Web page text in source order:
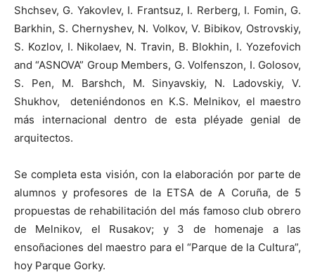
Shchsev, G. Yakovlev, I. Frantsuz, I. Rerberg, I. Fomin, G.
Barkhin, S. Chernyshev, N. Volkov, V. Bibikov, Ostrovskiy,
S. Kozlov, I. Nikolaev, N. Travin, B. Blokhin, I. Yozefovich
and “ASNOVA” Group Members, G. Volfenszon, I. Golosov,
S. Pen, M. Barshch, M. Sinyavskiy, N. Ladovskiy, V.
Shukhov, deteniéndonos en K.S. Melnikov, el maestro
más internacional dentro de esta pléyade genial de
arquitectos.
Se completa esta visión, con la elaboración por parte de
alumnos y profesores de la ETSA de A Coruña, de 5
propuestas de rehabilitación del más famoso club obrero
de Melnikov, el Rusakov; y 3 de homenaje a las
ensoñaciones del maestro para el “Parque de la Cultura”,
hoy Parque Gorky.